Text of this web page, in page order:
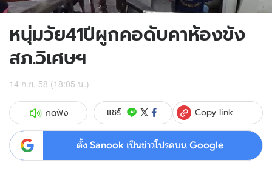
หนุ่มวัย41ปีผูกคอดับคาห้องขัง
สภ.วิเศษฯ
14 ก.ย. 58 (18:05 น.)
กดฟัง แชร์ Copy link
ตั้ง Sanook เป็นข่าวโปรดบน Google